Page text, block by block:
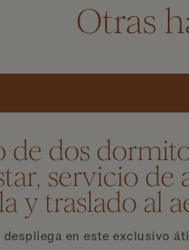
Otras
de dos
servicio
y traslado al
despliega en este exclusivo